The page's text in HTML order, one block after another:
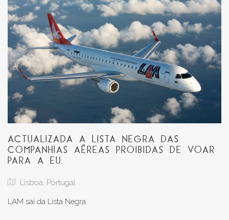
ACTUALIZADA A LISTA NEGRA DAS
COMPANHIAS AÉREAS PROIBIDAS DE VOAR
PARA A EU.
Lisboa, Portugal
LAM sai da Lista Negra.